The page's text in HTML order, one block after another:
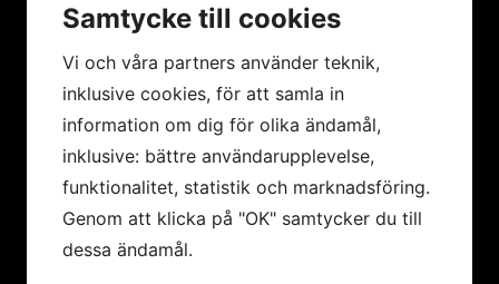
MENY
Utställningar
Konstföreningar/Företag
Inbjudan
Integritetspolicy
Samtycke till cookies
Vi och våra partners använder teknik,
inklusive cookies, för att samla in
information om dig för olika ändamål,
inklusive: bättre användarupplevelse,
funktionalitet, statistik och marknadsföring.
Genom att klicka på "OK" samtycker du till
dessa ändamål.